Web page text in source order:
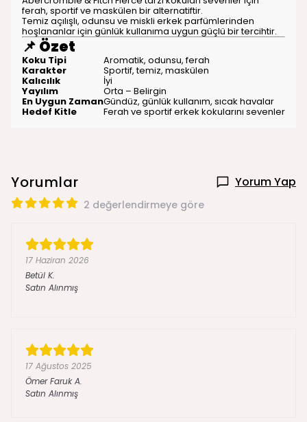
ferah, sportif ve maskülen bir alternatiftir.
Temiz açılışlı, odunsu ve miskli erkek parfümlerinden
hoşlananlar için günlük kullanıma uygun güçlü bir tercihtir.
📌 Özet
Koku Tipi Aromatik, odunsu, ferah
Karakter Sportif, temiz, maskülen
Kalıcılık İyi
Yayılım Orta – Belirgin
En Uygun ZamanGündüz, günlük kullanım, sıcak havalar
Hedef Kitle Ferah ve sportif erkek kokularını sevenler
Yorumlar Yorum Yap
2 değerlendirmeye göre
17 Haziran 2026
Betül K.
Satın Alınmış
17 Ağustos 2025
Ömer Faruk A.
Satın Alınmış